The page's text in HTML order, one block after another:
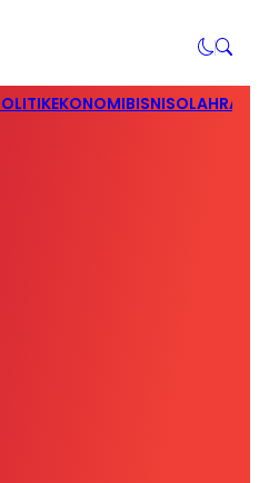
EKONOMIBISNIS